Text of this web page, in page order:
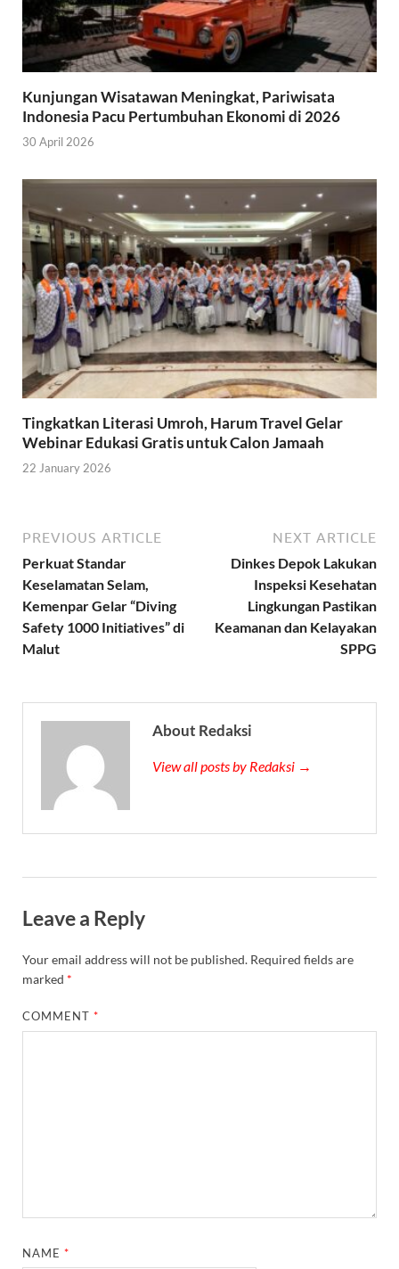
Kunjungan Wisatawan Meningkat, Pariwisata
Indonesia Pacu Pertumbuhan Ekonomi di 2026
30 April 2026
Tingkatkan Literasi Umroh, Harum Travel Gelar
Webinar Edukasi Gratis untuk Calon Jamaah
22 January 2026
PREVIOUS ARTICLE
Perkuat Standar
Keselamatan Selam,
Kemenpar Gelar “Diving
Safety 1000 Initiatives” di
Malut
NEXT ARTICLE
Dinkes Depok Lakukan
Inspeksi Kesehatan
Lingkungan Pastikan
Keamanan dan Kelayakan
SPPG
About Redaksi
View all posts by Redaksi →
Leave a Reply
Your email address will not be published. Required fields are
marked *
COMMENT*
NAME*